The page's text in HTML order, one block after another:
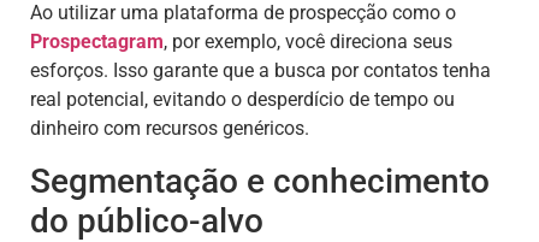
Ao utilizar uma plataforma de prospecção como o
Prospectagram, por exemplo, você direciona seus
esforços. Isso garante que a busca por contatos tenha
real potencial, evitando o desperdício de tempo ou
dinheiro com recursos genéricos.
Segmentação e conhecimento
do público-alvo